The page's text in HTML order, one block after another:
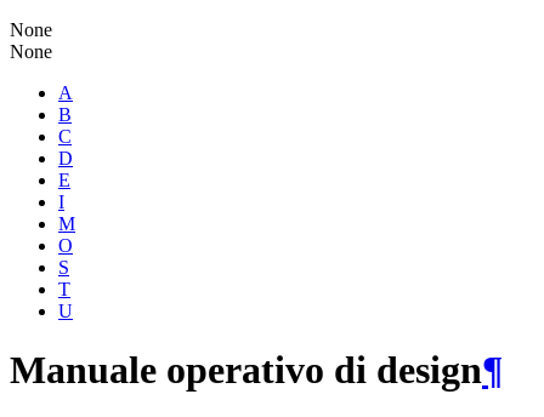
None
None
A
B
C
D
E
I
M
O
S
T
U
Manuale operativo di design¶